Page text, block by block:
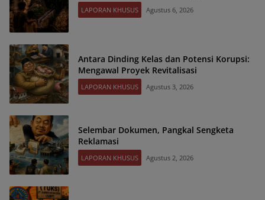
LAPORAN KHUSUS Agustus 6, 2026
Antara Dinding Kelas dan Potensi Korupsi:
Mengawal Proyek Revitalisasi
LAPORAN KHUSUS Agustus 3, 2026
Selembar Dokumen, Pangkal Sengketa
Reklamasi
LAPORAN KHUSUS Agustus 2, 2026